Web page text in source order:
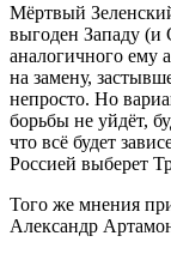
Мёртвый
выгоден Западу
аналогичного ему
на замену,
непросто. Но
борьбы не уйдёт,
что всё будет
Россией выберет
Того же мнения
Александр